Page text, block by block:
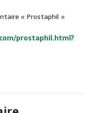
« Prostaphil »
prostaphil.html?